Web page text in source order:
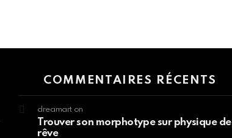
COMMENTAIRES RÉCENTS
dreamart on
Trouver son morphotype sur physique de
rêve